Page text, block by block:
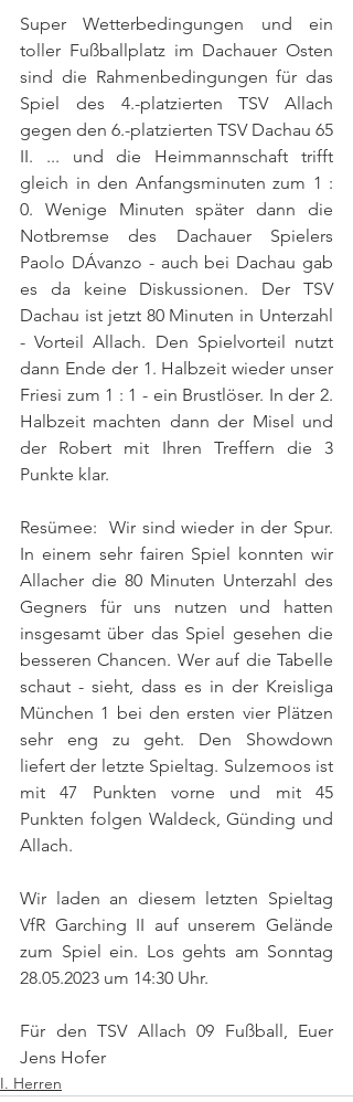
Super Wetterbedingungen und ein
toller Fußballplatz im Dachauer Osten
sind die Rahmenbedingungen für das
Spiel des 4.-platzierten TSV Allach
gegen den 6.-platzierten TSV Dachau 65
II. ... und die Heimmannschaft trifft
gleich in den Anfangsminuten zum 1 :
0. Wenige Minuten später dann die
Notbremse des Dachauer Spielers
Paolo DÁvanzo - auch bei Dachau gab
es da keine Diskussionen. Der TSV
Dachau ist jetzt 80 Minuten in Unterzahl
- Vorteil Allach. Den Spielvorteil nutzt
dann Ende der 1. Halbzeit wieder unser
Friesi zum 1 : 1 - ein Brustlöser. In der 2.
Halbzeit machten dann der Misel und
der Robert mit Ihren Treffern die 3
Punkte klar.
Resümee:  Wir sind wieder in der Spur.
In einem sehr fairen Spiel konnten wir
Allacher die 80 Minuten Unterzahl des
Gegners für uns nutzen und hatten
insgesamt über das Spiel gesehen die
besseren Chancen. Wer auf die Tabelle
schaut - sieht, dass es in der Kreisliga
München 1 bei den ersten vier Plätzen
sehr eng zu geht. Den Showdown
liefert der letzte Spieltag. Sulzemoos ist
mit 47 Punkten vorne und mit 45
Punkten folgen Waldeck, Günding und
Allach.
Wir laden an diesem letzten Spieltag
VfR Garching II auf unserem Gelände
zum Spiel ein. Los gehts am Sonntag
28.05.2023 um 14:30 Uhr.
Für den TSV Allach 09 Fußball, Euer
Jens Hofer
I. Herren